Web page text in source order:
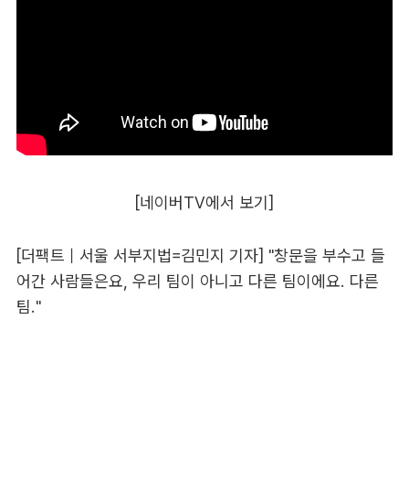
[네이버TV에서 보기]
[더팩트｜서울 서부지법=김민지 기자] "창문을 부수고 들
어간 사람들은요, 우리 팀이 아니고 다른 팀이에요. 다른
팀."